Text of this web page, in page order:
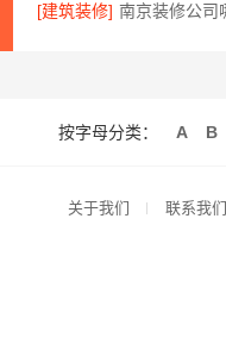
[建筑装修]
按字母分类： A B
关于我们 联系我们